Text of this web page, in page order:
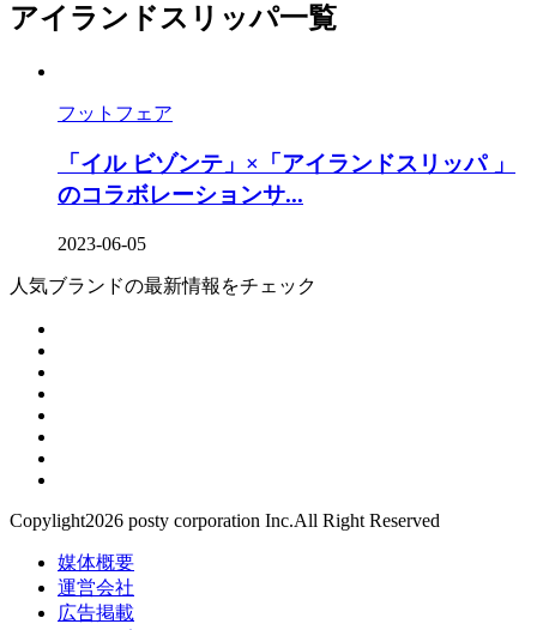
アイランドスリッパ一覧
フットフェア
「イル ビゾンテ」×「アイランドスリッパ 」
のコラボレーションサ...
2023-06-05
人気ブランドの最新情報をチェック
Copylight2026 posty corporation Inc.All Right Reserved
媒体概要
運営会社
広告掲載